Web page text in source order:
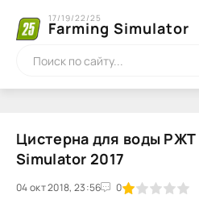
Farming Simulator
17/19/22/25
Цистерна для воды РЖТ
Simulator 2017
04 окт 2018, 23:56 0
1 2 3 4 5